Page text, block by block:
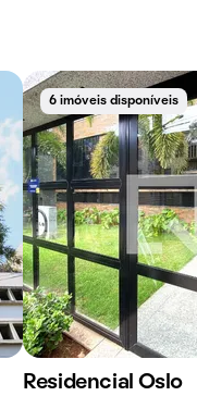
6 imóveis disponíveis
Residencial Oslo